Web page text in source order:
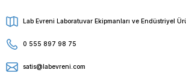
Lab Evreni Laboratuvar Ekipmanları ve Endüstriyel
0 555 897 98 75
satis@labevreni.com